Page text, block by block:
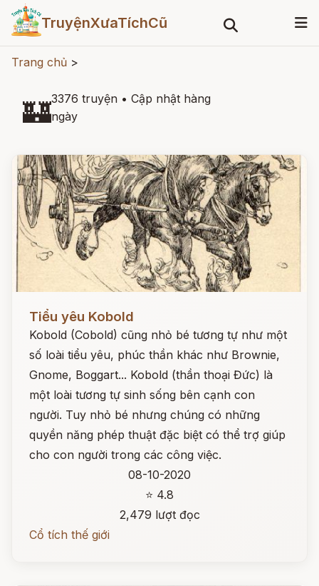
TruyệnXưaTíchCũ
Trang chủ >
🏰3376 truyện • Cập nhật hàng
ngày
Đọc ngay
Tiểu yêu Kobold
Kobold (Cobold) cũng nhỏ bé tương tự như một
số loài tiểu yêu, phúc thần khác như Brownie,
Gnome, Boggart... Kobold (thần thoại Đức) là
một loài tương tự sinh sống bên cạnh con
người. Tuy nhỏ bé nhưng chúng có những
quyền năng phép thuật đặc biệt có thể trợ giúp
cho con người trong các công việc.
08-10-2020
⭐ 4.8
2,479 lượt đọc
Cổ tích thế giới